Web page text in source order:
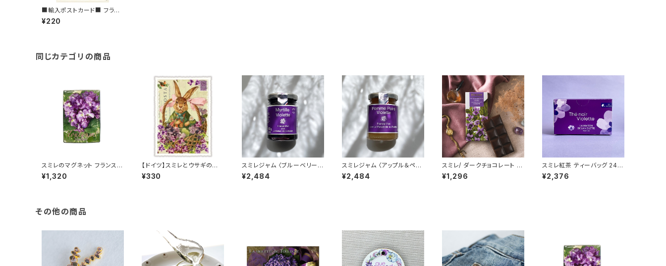
■輸入ポストカード■ フラン
ス/トゥールーズ スミレ＆ホー
スシュー Toulouse バイオレ
¥220
同じカテゴリの商品
スミレのマグネット フランス/
トゥールーズ Toulouse パル
マバイオレット /１個
¥1,320
【ドイツ】スミレとウサギのポ
ストカード ラメ＆ダイカット加
工 ■輸入ポストカード■ スイ
¥330
スミレジャム 〈ブルーベリー〉1
00g La Maison de la Viol
ette バイオレットジャム Fran
¥2,484
スミレジャム 〈アップル＆ペア
ー〉100g La Maison de la
Violette バイオレットジャム
¥2,484
スミレ/ ダークチョコレート St
ainer (スタイナー) カカオ7
0% チョコタブレット バイオレ
¥1,296
スミレ紅茶 ティーバッグ 24個
入り ブラックティー La Mais
on de la Violette フランス/
¥2,376
その他の商品